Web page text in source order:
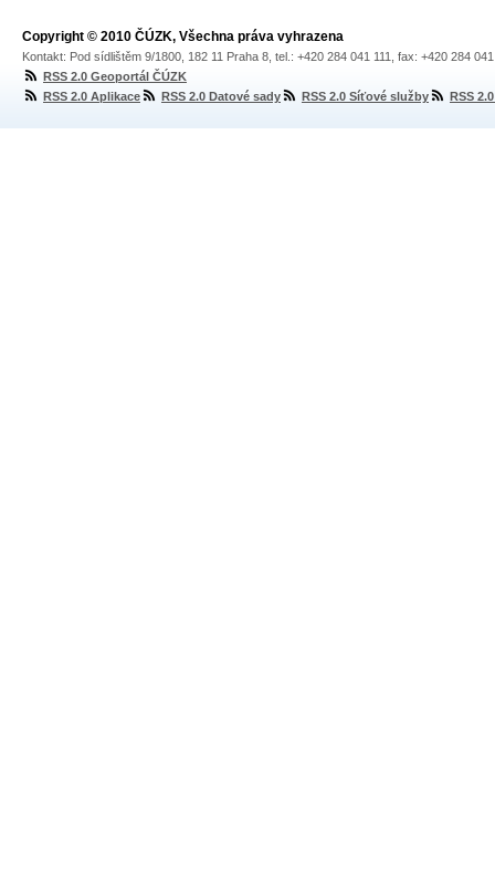
Copyright © 2010 ČÚZK, Všechna práva vyhrazena
Kontakt: Pod sídlištěm 9/1800, 182 11 Praha 8, tel.: +420 284 041 111, fax: +420 284
RSS 2.0 Geoportál ČÚZK
RSS 2.0 Aplikace
RSS 2.0 Datové sady RSS 2.0 Síťové služby RSS